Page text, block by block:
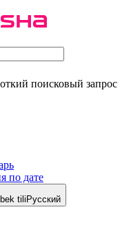
поисковый запрос
по дате
tili Русский